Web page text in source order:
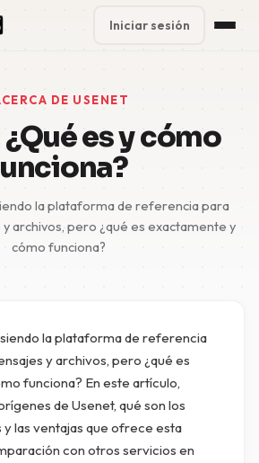
Iniciar sesión
DE USENET
es y cómo
la plataforma de referencia para
archivos, pero ¿qué es exactamente y
cómo funciona?
la plataforma de referencia
y archivos, pero ¿qué es
funciona? En este artículo,
de Usenet, qué son los
las ventajas que ofrece esta
con otros servicios en